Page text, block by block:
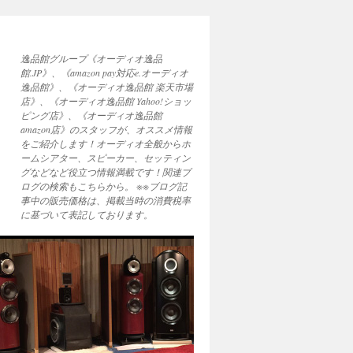
逸品館グループ《オーディオ逸品
館.JP》、《amazon pay対応e.オーディオ
逸品館》、《オーディオ逸品館 楽天市場
店》、《オーディオ逸品館 Yahoo!ショッ
ピング店》、《オーディオ逸品館
amazon店》のスタッフが、オススメ情報
をご紹介します！オーディオ全般からホ
ームシアター、スピーカー、セッティン
グなどなど役立つ情報満載です！関連ブ
ログの検索もこちらから。 ※※ブログ記
事中の販売価格は、掲載当時の消費税率
に基づいて表記しております。